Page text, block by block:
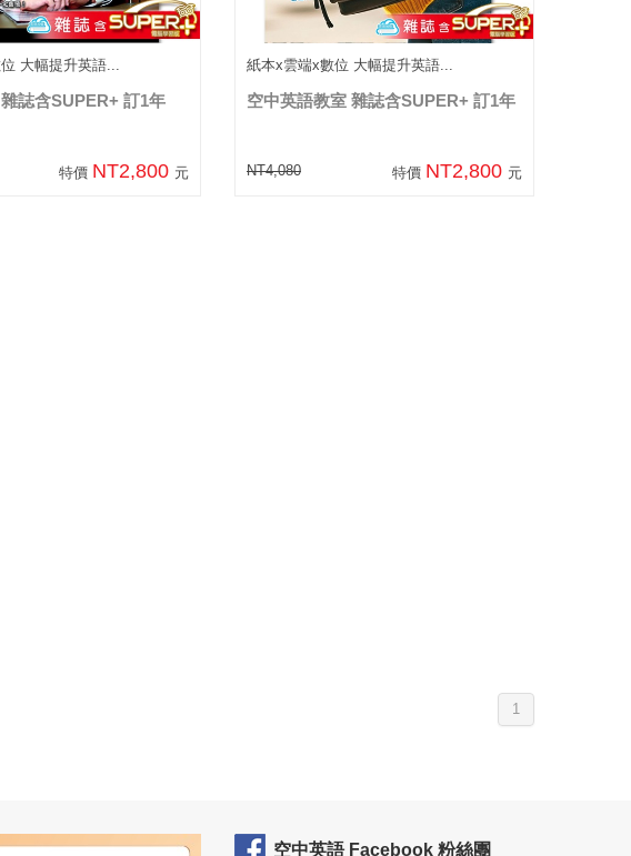
大幅提升英語...
誌含SUPER+ 訂1年
特價 NT2,800 元
紙本x雲端x數位 大幅提升英語...
空中英語教室 雜誌含SUPER+ 訂1年
NT4,080 特價 NT2,800 元
1
空中英語 Facebook 粉絲團